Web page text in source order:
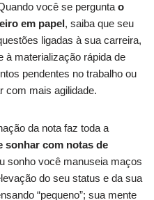
você se pergunta o
em papel, saiba que seu
ligadas à sua carreira,
à materialização rápida de
pendentes no trabalho ou
com mais agilidade.
da nota faz toda a
sonhar com notas de
sonho você manuseia maços
do seu status e da sua
“pequeno”; sua mente